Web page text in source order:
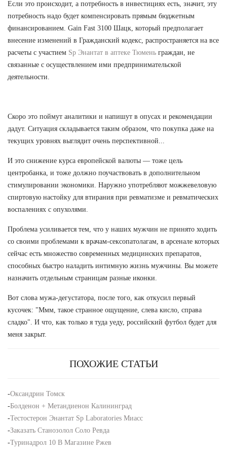
Если это происходит, а потребность в инвестициях есть, значит, эту
потребность надо будет компенсировать прямым бюджетным
финансированием. Gain Fast 3100 Шацк, который предполагает
внесение изменений в Гражданский кодекс, распространяется на все
расчеты с участием Sp Энантат в аптеке Тюмень граждан, не
связанные с осуществлением ими предпринимательской
деятельности.
Скоро это поймут аналитики и напишут в опусах и рекомендации
дадут. Ситуация складывается таким образом, что покупка даже на
текущих уровнях выглядит очень перспективной...
И это снижение курса европейской валюты — тоже цель
центробанка, и тоже должно поучаствовать в дополнительном
стимулировании экономики. Наружно употребляют можжевеловую
спиртовую настойку для втирания при ревматизме и ревматических
воспалениях с опухолями.
Проблема усиливается тем, что у наших мужчин не принято ходить
со своими проблемами к врачам-сексопатолагам, в арсенале которых
сейчас есть множество современных медицинских препаратов,
способных быстро наладить интимную жизнь мужчины. Вы можете
назначить отдельным страницам разные иконки.
Вот слова мужа-дегустатора, после того, как откусил первый
кусочек: "Ммм, такое странное ощущение, слева кисло, справа
сладко". И что, как только я туда уеду, российский футбол будет для
меня закрыт.
ПОХОЖИЕ СТАТЬИ
-Оксандрин Томск
-Болденон + Метандиенон Калининград
-Тестостерон Энантат Sp Laboratories Миасс
-Заказать Станозолол Соло Ревда
-Туринадрол 10 В Магазине Ржев